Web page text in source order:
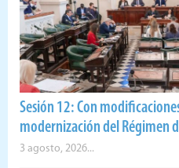
Sesión 12: Con
modernización del Régimen
3 agosto, 2026...